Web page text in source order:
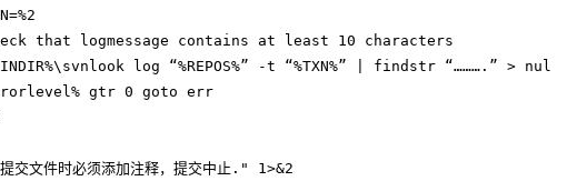
that logmessage contains at least 10 characters
log “%REPOS%” -t “%TXN%” | findstr “……….” > nul
gtr 0 goto err
交文件时必须添加注释，提交中止." 1>&2